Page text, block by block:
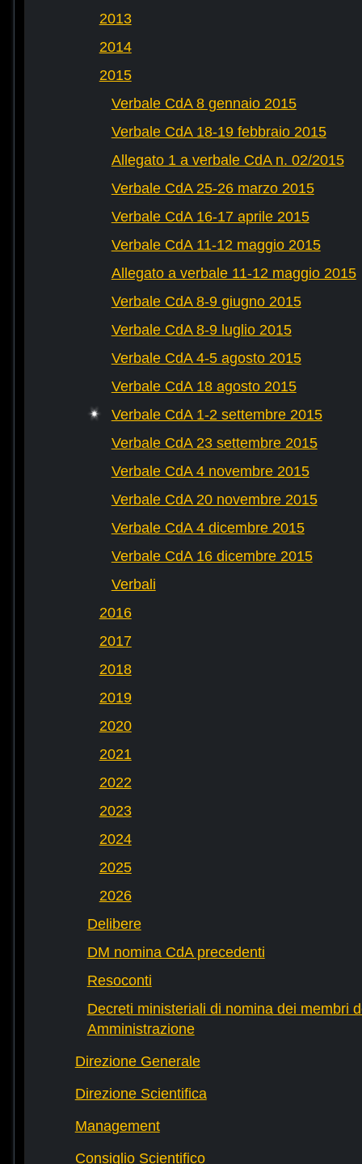
2013
2014
2015
Verbale CdA 8 gennaio 2015
Verbale CdA 18-19 febbraio 2015
Allegato 1 a verbale CdA n. 02/2015
Verbale CdA 25-26 marzo 2015
Verbale CdA 16-17 aprile 2015
Verbale CdA 11-12 maggio 2015
Allegato a verbale 11-12 maggio 2015
Verbale CdA 8-9 giugno 2015
Verbale CdA 8-9 luglio 2015
Verbale CdA 4-5 agosto 2015
Verbale CdA 18 agosto 2015
Verbale CdA 1-2 settembre 2015
Verbale CdA 23 settembre 2015
Verbale CdA 4 novembre 2015
Verbale CdA 20 novembre 2015
Verbale CdA 4 dicembre 2015
Verbale CdA 16 dicembre 2015
Verbali
2016
2017
2018
2019
2020
2021
2022
2023
2024
2025
2026
Delibere
DM nomina CdA precedenti
Resoconti
Decreti ministeriali di nomina dei membri
Amministrazione
Direzione Generale
Direzione Scientifica
Management
Consiglio Scientifico